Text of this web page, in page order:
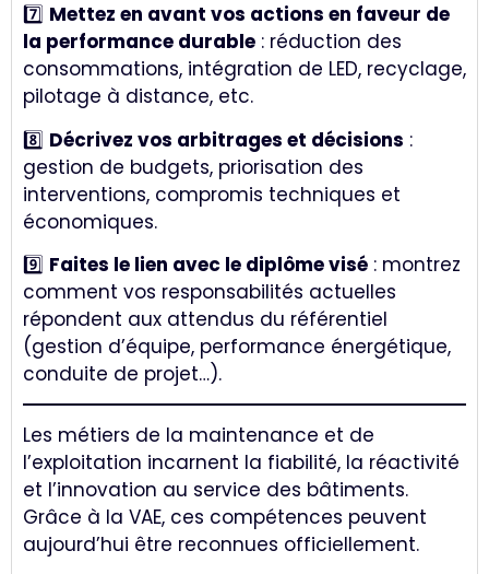
7️⃣ Mettez en avant vos actions en faveur de
la performance durable : réduction des
consommations, intégration de LED, recyclage,
pilotage à distance, etc.
8️⃣ Décrivez vos arbitrages et décisions :
gestion de budgets, priorisation des
interventions, compromis techniques et
économiques.
9️⃣ Faites le lien avec le diplôme visé : montrez
comment vos responsabilités actuelles
répondent aux attendus du référentiel
(gestion d’équipe, performance énergétique,
conduite de projet…).
Les métiers de la maintenance et de
l’exploitation incarnent la fiabilité, la réactivité
et l’innovation au service des bâtiments.
Grâce à la VAE, ces compétences peuvent
aujourd’hui être reconnues officiellement.